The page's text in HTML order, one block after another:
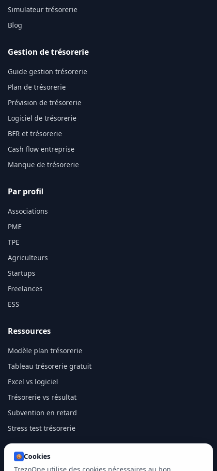
Simulateur trésorerie
Blog
Gestion de trésorerie
Guide gestion trésorerie
Plan de trésorerie
Prévision de trésorerie
Logiciel de trésorerie
BFR et trésorerie
Cash flow entreprise
Manque de trésorerie
Par profil
Associations
PME
TPE
Agriculteurs
Startups
Freelances
ESS
Ressources
Modèle plan trésorerie
Tableau trésorerie gratuit
Excel vs logiciel
Trésorerie vs résultat
Subvention en retard
Stress test trésorerie
🍪 Cookies